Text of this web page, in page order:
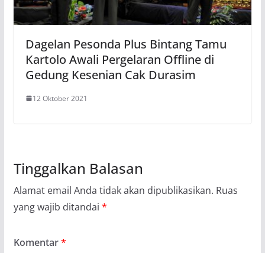
Dagelan Pesonda Plus Bintang Tamu
Kartolo Awali Pergelaran Offline di
Gedung Kesenian Cak Durasim
12 Oktober 2021
Tinggalkan Balasan
Alamat email Anda tidak akan dipublikasikan. Ruas
yang wajib ditandai *
Komentar*